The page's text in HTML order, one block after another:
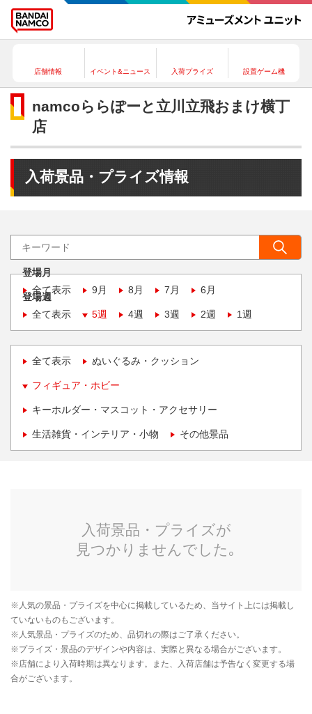
店舗情報 イベント&ニュース 入荷プライズ 設置ゲーム機
namcoららぽーと立川立飛おまけ横丁
店
入荷景品・プライズ情報
登場月
全て表示
9月 8月 7月 6月
登場週
全て表示
5週 4週 3週 2週 1週
全て表示 ぬいぐるみ・クッション
フィギュア・ホビー
キーホルダー・マスコット・アクセサリー
生活雑貨・インテリア・小物 その他景品